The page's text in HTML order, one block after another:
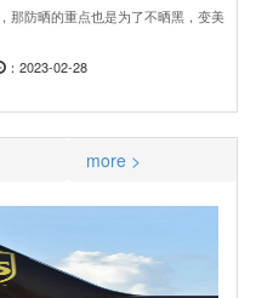
那防晒的重点也是为了不晒黑，变美
：2023-02-28
more >